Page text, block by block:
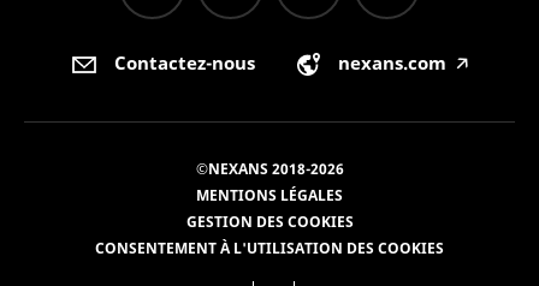
Contactez-nous nexans.com 🡥
©NEXANS 2018-2026
MENTIONS LÉGALES
GESTION DES COOKIES
CONSENTEMENT À L'UTILISATION DES COOKIES